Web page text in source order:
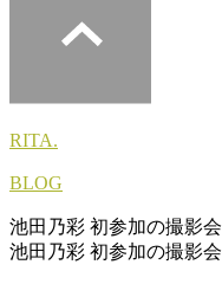
RITA.
BLOG
池田乃彩 初参加の撮影会
池田乃彩 初参加の撮影会